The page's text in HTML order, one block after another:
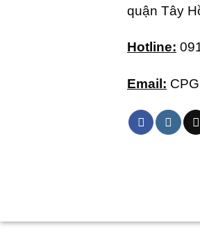
quận Tây
Hotline:
Email: